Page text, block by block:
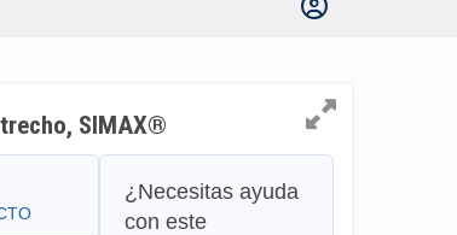
SIMAX®
¿Necesitas ayuda
con este